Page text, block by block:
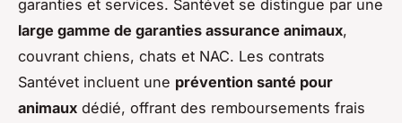
garanties et services. Santévet se distingue par une
large gamme de garanties assurance animaux,
couvrant chiens, chats et NAC. Les contrats
Santévet incluent une prévention santé pour
animaux dédié, offrant des remboursements frais